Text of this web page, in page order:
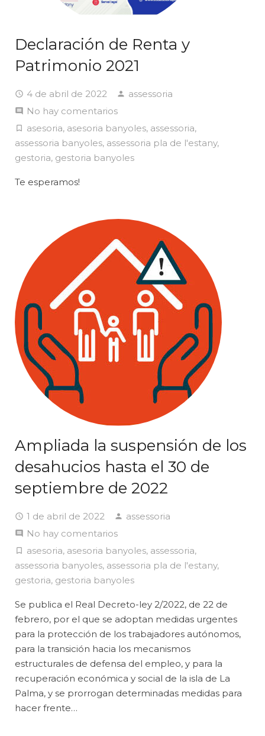
Declaración de Renta y
Patrimonio 2021
4 de abril de 2022
assessoria
No hay comentarios
asesoria, asesoria banyoles, assessoria,
assessoria banyoles, assessoria pla de l'estany,
gestoria, gestoria banyoles
Te esperamos!
Ampliada la suspensión de los
desahucios hasta el 30 de
septiembre de 2022
1 de abril de 2022
assessoria
No hay comentarios
asesoria, asesoria banyoles, assessoria,
assessoria banyoles, assessoria pla de l'estany,
gestoria, gestoria banyoles
Se publica el Real Decreto-ley 2/2022, de 22 de
febrero, por el que se adoptan medidas urgentes
para la protección de los trabajadores autónomos,
para la transición hacia los mecanismos
estructurales de defensa del empleo, y para la
recuperación económica y social de la isla de La
Palma, y se prorrogan determinadas medidas para
hacer frente…